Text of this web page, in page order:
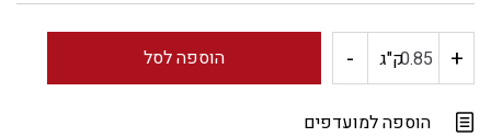
+ כמותק"ג - הוספה לסל
הוספה למועדפים